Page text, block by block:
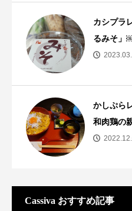
カシプラ
るみそ」
かしぷら
和肉鶏の
Cassiva おすすめ記事